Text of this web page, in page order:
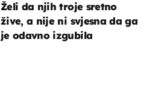
Želi da njih troje sretno
žive, a nije ni svjesna da ga
je odavno izgubila